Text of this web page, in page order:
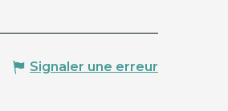
Signaler une erreur